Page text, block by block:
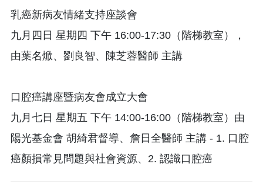
乳癌新病友情緒支持座談會
九月四日 星期四 下午 16:00-17:30（階梯教室），
由葉名焮、劉良智、陳芝蓉醫師 主講
口腔癌講座暨病友會成立大會
九月七日 星期五 下午 14:00-16:00（階梯教室）由
陽光基金會 胡綺君督導、詹日全醫師 主講 - 1. 口腔
癌顏損常見問題與社會資源、2. 認識口腔癌